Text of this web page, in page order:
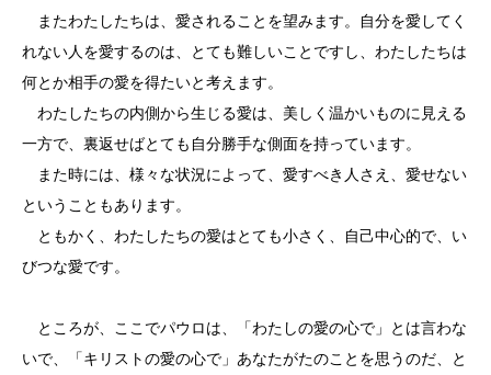
またわたしたちは、愛されることを望みます。自分を愛してく
れない人を愛するのは、とても難しいことですし、わたしたちは
何とか相手の愛を得たいと考えます。
わたしたちの内側から生じる愛は、美しく温かいものに見える
一方で、裏返せばとても自分勝手な側面を持っています。
また時には、様々な状況によって、愛すべき人さえ、愛せない
ということもあります。
ともかく、わたしたちの愛はとても小さく、自己中心的で、い
びつな愛です。
ところが、ここでパウロは、「わたしの愛の心で」とは言わな
いで、「キリストの愛の心で」あなたがたのことを思うのだ、と